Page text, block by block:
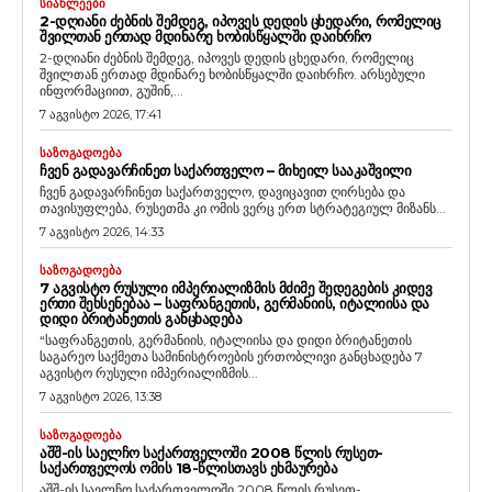
ᲡᲘᲐᲮᲚᲔᲔᲑᲘ
2-ᲓᲦᲘᲐᲜᲘ ᲫᲔᲑᲜᲘᲡ ᲨᲔᲛᲓᲔᲒ, ᲘᲞᲝᲕᲔᲡ ᲓᲔᲓᲘᲡ ᲪᲮᲔᲓᲐᲠᲘ, ᲠᲝᲛᲔᲚᲘᲪ
ᲨᲕᲘᲚᲗᲐᲜ ᲔᲠᲗᲐᲓ ᲛᲓᲘᲜᲐᲠᲔ ᲮᲝᲑᲘᲡᲬᲧᲐᲚᲨᲘ ᲓᲐᲘᲮᲠᲩᲝ
2-დღიანი ძებნის შემდეგ, იპოვეს დედის ცხედარი, რომელიც
შვილთან ერთად მდინარე ხობისწყალში დაიხრჩო. არსებული
ინფორმაციით, გუშინ,...
7 აგვისტო 2026, 17:41
ᲡᲐᲖᲝᲒᲐᲓᲝᲔᲑᲐ
ᲩᲕᲔᲜ ᲒᲐᲓᲐᲕᲐᲠᲩᲘᲜᲔᲗ ᲡᲐᲥᲐᲠᲗᲕᲔᲚᲝ – ᲛᲘᲮᲔᲘᲚ ᲡᲐᲐᲙᲐᲨᲕᲘᲚᲘ
ჩვენ გადავარჩინეთ საქართველო, დავიცავით ღირსება და
თავისუფლება, რუსეთმა კი ომის ვერც ერთ სტრატეგიულ მიზანს...
7 აგვისტო 2026, 14:33
ᲡᲐᲖᲝᲒᲐᲓᲝᲔᲑᲐ
7 ᲐᲒᲕᲘᲡᲢᲝ ᲠᲣᲡᲣᲚᲘ ᲘᲛᲞᲔᲠᲘᲐᲚᲘᲖᲛᲘᲡ ᲛᲫᲘᲛᲔ ᲨᲔᲓᲔᲒᲔᲑᲘᲡ ᲙᲘᲓᲔᲕ
ᲔᲠᲗᲘ ᲨᲔᲮᲡᲔᲜᲔᲑᲐᲐ – ᲡᲐᲤᲠᲐᲜᲒᲔᲗᲘᲡ, ᲒᲔᲠᲛᲐᲜᲘᲘᲡ, ᲘᲢᲐᲚᲘᲘᲡᲐ ᲓᲐ
ᲓᲘᲓᲘ ᲑᲠᲘᲢᲐᲜᲔᲗᲘᲡ ᲒᲐᲜᲪᲮᲐᲓᲔᲑᲐ
“საფრანგეთის, გერმანიის, იტალიისა და დიდი ბრიტანეთის
საგარეო საქმეთა სამინისტროების ერთობლივი განცხადება 7
აგვისტო რუსული იმპერიალიზმის...
7 აგვისტო 2026, 13:38
ᲡᲐᲖᲝᲒᲐᲓᲝᲔᲑᲐ
ᲐᲨᲨ-ᲘᲡ ᲡᲐᲔᲚᲩᲝ ᲡᲐᲥᲐᲠᲗᲕᲔᲚᲝᲨᲘ 2008 ᲬᲚᲘᲡ ᲠᲣᲡᲔᲗ-
ᲡᲐᲥᲐᲠᲗᲕᲔᲚᲝᲡ ᲝᲛᲘᲡ 18-ᲬᲚᲘᲡᲗᲐᲕᲡ ᲔᲮᲛᲐᲣᲠᲔᲑᲐ